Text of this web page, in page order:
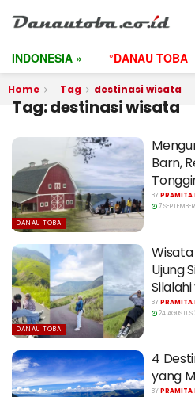
INDONESIA » °DANAU TOBA
Home Tag destinasi wisata
Tag:destinasi wisata
DANAU TOBA
Barn,
BYPRAMITA
7
DANAU TOBA
Ujung
BYPRAMITA
24
4
yang
BYPRAMITA